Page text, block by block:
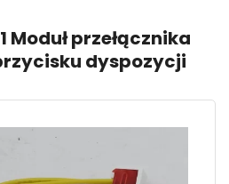
Moduł przełącznika
dyspozycji